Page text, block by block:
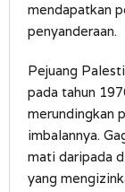
mendapatkan
penyanderaan.
Pejuang
pada tahun
merundingkan
imbalannya.
mati daripada
yang